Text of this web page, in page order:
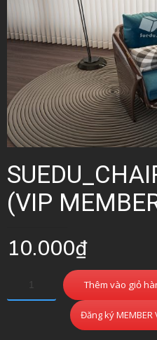
(VIP
10.000₫
Thêm vào giỏ
Đăng ký MEMBER